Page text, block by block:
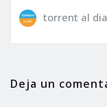
torrent al dia
Deja un